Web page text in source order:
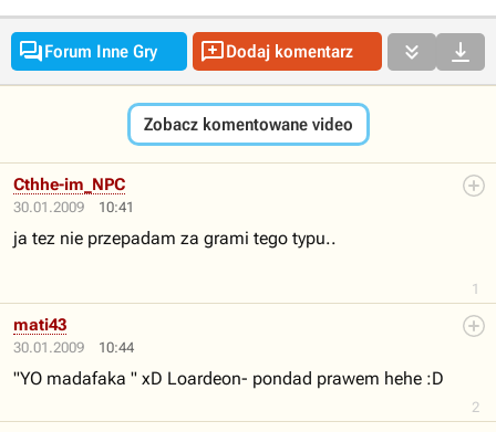
Forum Inne Gry Dodaj komentarz  
Zobacz komentowane video
30.01.2009 10:41
1
Cthhe-im_NPC
ja tez nie przepadam za grami tego typu..
30.01.2009 10:44
2
mati43
"YO madafaka " xD Loardeon- pondad prawem hehe :D